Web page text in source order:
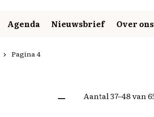
Agenda Nieuwsbrief Over ons
Pagina 4
Aantal 37–48 van